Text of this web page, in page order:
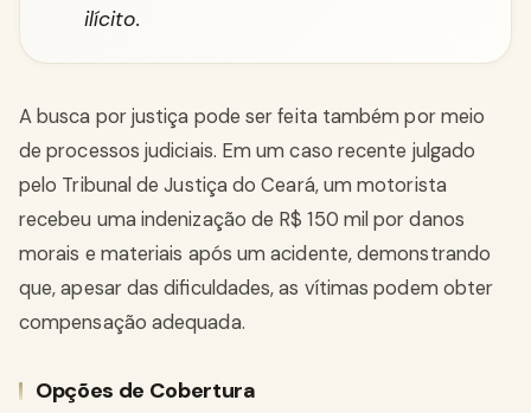
ilícito.
A busca por justiça pode ser feita também por meio
de processos judiciais. Em um caso recente julgado
pelo Tribunal de Justiça do Ceará, um motorista
recebeu uma indenização de R$ 150 mil por danos
morais e materiais após um acidente, demonstrando
que, apesar das dificuldades, as vítimas podem obter
compensação adequada.
Opções de Cobertura